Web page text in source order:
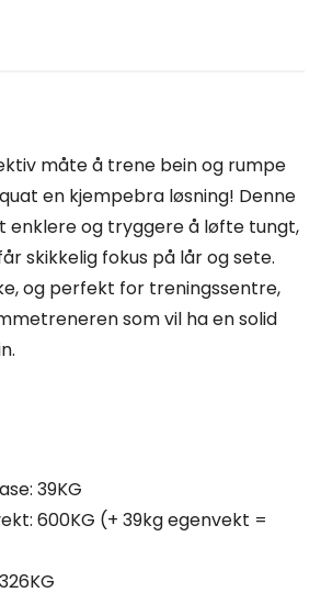
måte å trene bein og rumpe
en kjempebra løsning! Denne
enklere og tryggere å løfte tungt,
skikkelig fokus på lår og sete.
og perfekt for treningssentre,
som vil ha en solid
39KG
600KG (+ 39kg egenvekt =